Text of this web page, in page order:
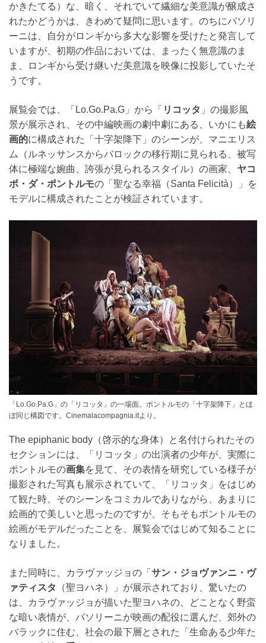
かきたてる）な、暗く、それでいて繊細な美意識が醸成さ
れたかどうかは、きわめて疑問に思います。のちにパソリ
ーニは、自分がロンギから多大な影響を受けたと発言して
いますが、初期の作品においては、まったく無意識のま
ま、ロンギから受け継いだ美意識を映像に投影していたそ
うです。
展覧会では、「Lo.Go.Pa.G」から「 リコッタ 」の撮影風
景が展示され、その中編映画の劇中劇にある、いかにも絵
画的に構成された「十字架降下」のシーンが、マニエリス
ム（ルネッサンスからバロックの移行期に見られる、被写
体に極端な婉曲、誇張が見られるスタイル）の画家、 ヤコ
ポ・ダ・ポントルモの「聖なる幸福（Santa Felicità）」を
モデルに構成されたことが検証されています。
「Lo.Go.Pa.G」の「リコッタ」の一場面。ポントルモの「十字架降下」とほ
ぼ同じ構図です。Cinemalacompagnia.itより。
The epiphanic body（啓示的な身体）と名付けられたその
セクションには、「リコッタ」の出演者の少年が、実際に
ポントルモの画集を見て、その表情を研究している様子が
撮影された写真も展示されていて、「リコッタ」をはじめ
て観た時、そのシーンをコミカルでありながら、あまりに
絵画的で美しいと思ったのですが、そもそもポントルモの
絵画がモデルだったことを、展覧会ではじめて知ることに
なりました。
また同時に、カラヴァッジョの「 サン・ジョヴァンニ・ヴ
ァティスタ
（聖ヨハネ）」が展示されており、驚いたの
は、カラヴァッジョが描いた聖ヨハネの、どことなく野蛮
な暗い表情が、パソリーニが映画の配役に選んだ、郊外の
バラックに住む、社会の最下層とされた「生命ある少年た